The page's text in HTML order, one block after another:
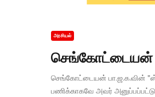
அரசியல்
செங்கோட்டையன்
செங்கோட்டையன் பா.ஜ.க.வின்
பணிக்காகவே அவர்